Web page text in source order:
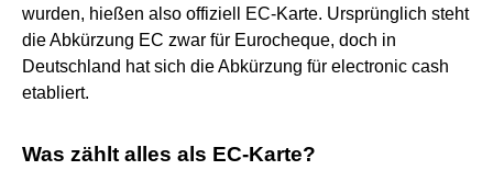
wurden, hießen also offiziell EC-Karte. Ursprünglich steht
die Abkürzung EC zwar für Eurocheque, doch in
Deutschland hat sich die Abkürzung für electronic cash
etabliert.
Was zählt alles als EC-Karte?